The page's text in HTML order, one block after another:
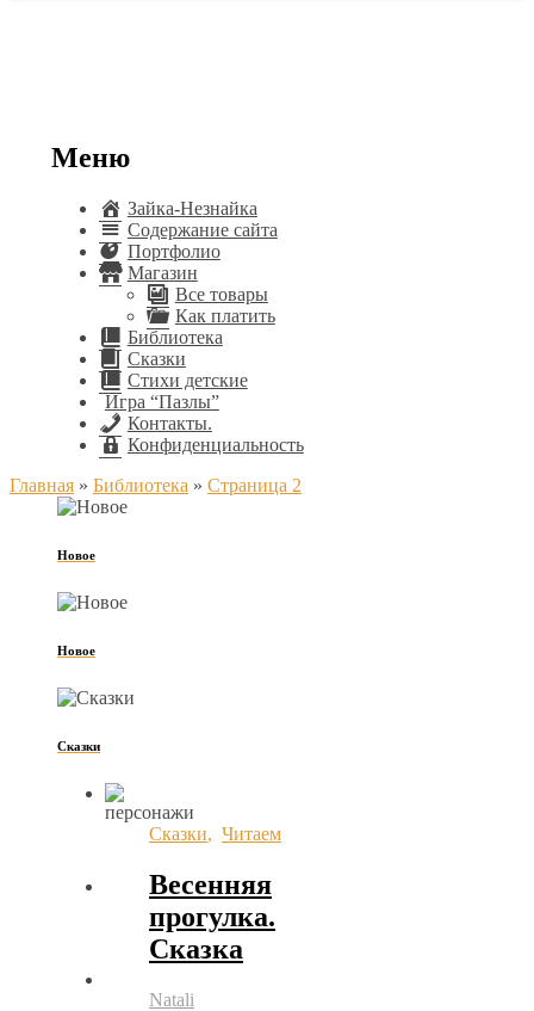
Меню
Зайка-Незнайка
Содержание сайта
Портфолио
Магазин
Все товары
Как платить
Библиотека
Сказки
Стихи детские
Игра “Пазлы”
Контакты.
Конфиденциальность
Главная » Библиотека » Страница 2
Новое
Новое
Сказки
Сказки, Читаем
Весенняя
прогулка.
Сказка
Natali